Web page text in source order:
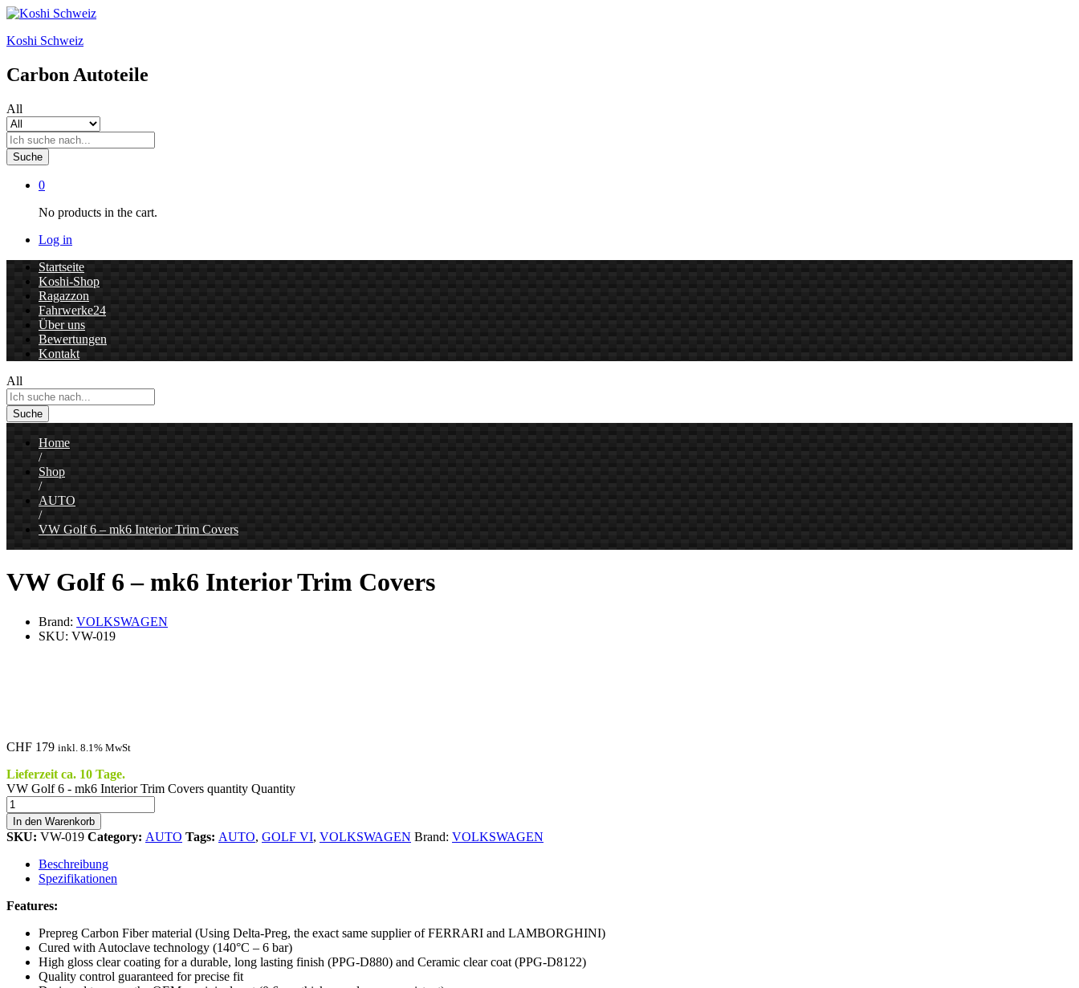
Koshi Schweiz
Carbon Autoteile
All
Suche
0
No products in the cart.
Log in
Startseite
Koshi-Shop
Ragazzon
Fahrwerke24
Über uns
Bewertungen
Kontakt
All
Suche
Home
/
Shop
/
AUTO
/
VW Golf 6 – mk6 Interior Trim Covers
VW Golf 6 – mk6 Interior Trim Covers
Brand: VOLKSWAGEN
SKU: VW-019
CHF 179 inkl. 8.1% MwSt
Lieferzeit ca. 10 Tage.
VW Golf 6 - mk6 Interior Trim Covers quantity Quantity
In den Warenkorb
SKU: VW-019 Category: AUTO Tags: AUTO, GOLF VI, VOLKSWAGEN Brand: VOLKSWAGEN
Beschreibung
Spezifikationen
Features:
Prepreg Carbon Fiber material (Using Delta-Preg, the exact same supplier of FERRARI and LAMBORGHINI)
Cured with Autoclave technology (140°C – 6 bar)
High gloss clear coating for a durable, long lasting finish (PPG-D880) and Ceramic clear coat (PPG-D8122)
Quality control guaranteed for precise fit